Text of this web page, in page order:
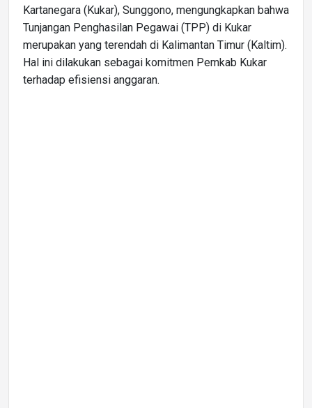
Kartanegara (Kukar), Sunggono, mengungkapkan bahwa
Tunjangan Penghasilan Pegawai (TPP) di Kukar
merupakan yang terendah di Kalimantan Timur (Kaltim).
Hal ini dilakukan sebagai komitmen Pemkab Kukar
terhadap efisiensi anggaran.